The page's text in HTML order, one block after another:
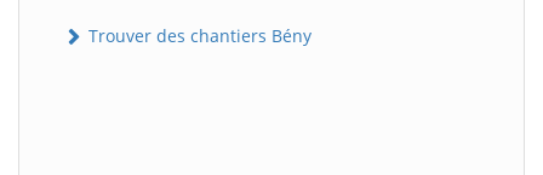
Trouver des chantiers Bény